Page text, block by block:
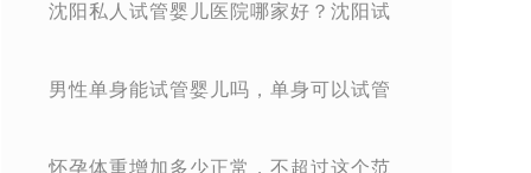
沈阳私人试管婴儿医院哪家好？沈阳试
男性单身能试管婴儿吗，单身可以试管
怀孕体重增加多少正常，不超过这个范